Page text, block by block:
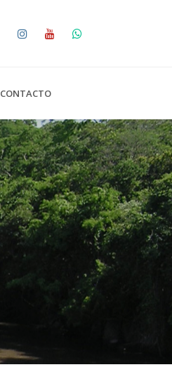
CONTACTO